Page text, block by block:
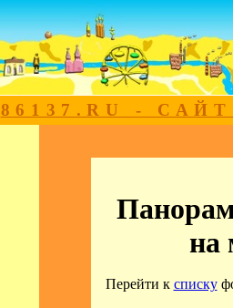
86137.RU -
на
Перейти к списку